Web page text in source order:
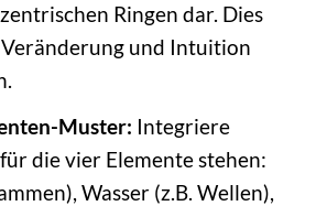
Ringen dar. Dies
und Intuition
Muster: Integriere
die vier Elemente stehen:
Wasser (z.B. Wellen),